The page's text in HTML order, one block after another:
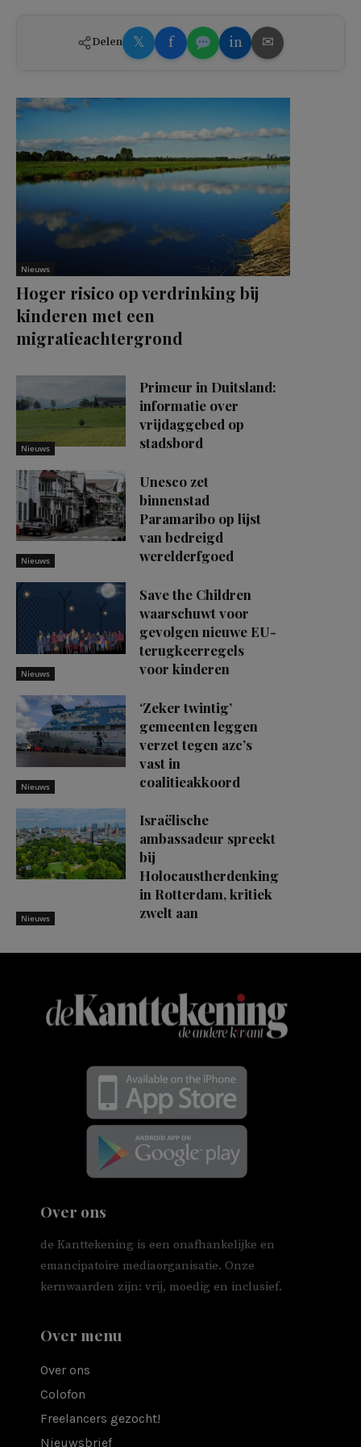
Delen 𝕏 f in ✉
Nieuws
Hoger risico op verdrinking bij
kinderen met een
migratieachtergrond
Nieuws
Primeur in Duitsland:
informatie over
vrijdaggebed op
stadsbord
Nieuws
Unesco zet
binnenstad
Paramaribo op lijst
van bedreigd
werelderfgoed
Nieuws
Save the Children
waarschuwt voor
gevolgen nieuwe EU-
terugkeerregels
voor kinderen
Nieuws
‘Zeker twintig’
gemeenten leggen
verzet tegen azc’s
vast in
coalitieakkoord
Nieuws
Israëlische
ambassadeur spreekt
bij
Holocaustherdenking
in Rotterdam, kritiek
zwelt aan
Over ons
de Kanttekening is een onafhankelijke en
emancipatoire mediaorganisatie. Onze
kernwaarden zijn: vrij, moedig en inclusief.
Over menu
Over ons
Colofon
Freelancers gezocht!
Nieuwsbrief